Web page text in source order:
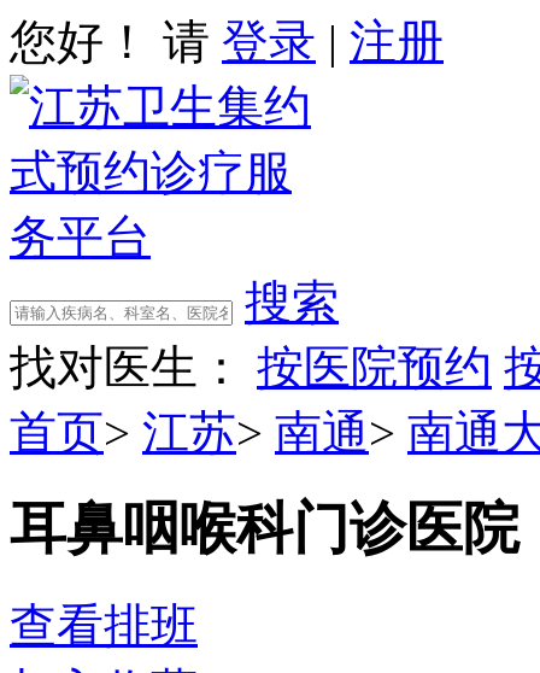
您好！ 请 登录 | 注册
搜索
找对医生：
按医院预约
首页> 江苏> 南通> 南通
耳鼻咽喉科门诊医院
查看排班